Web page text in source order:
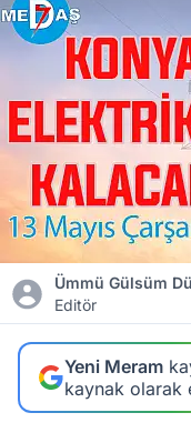
Ümmü Gülsüm
Editör
Yeni Meram
kaynak olarak